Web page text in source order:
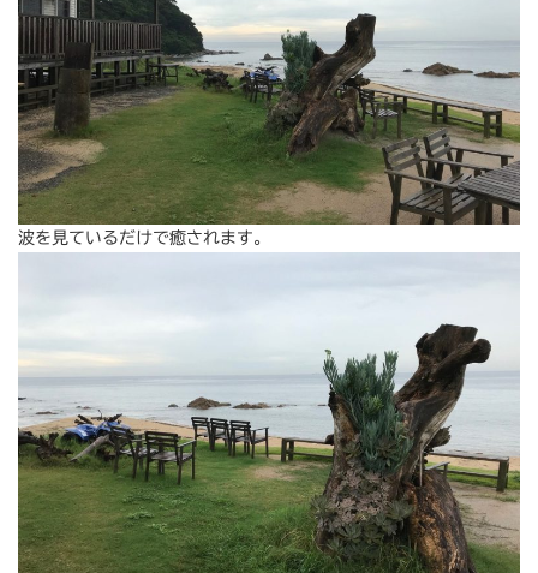
波を見ているだけで癒されます。